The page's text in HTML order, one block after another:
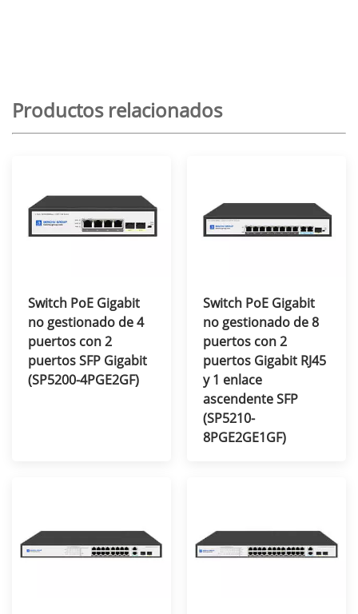
Productos relacionados
Switch PoE Gigabit
no gestionado de 4
puertos con 2
puertos SFP Gigabit
(SP5200-4PGE2GF)
Switch PoE Gigabit
no gestionado de 8
puertos con 2
puertos Gigabit RJ45
y 1 enlace
ascendente SFP
(SP5210-
8PGE2GE1GF)